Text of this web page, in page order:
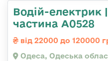
Водій-електрик
частина А0528
від 22000 до 120000
Одеса, Одеська